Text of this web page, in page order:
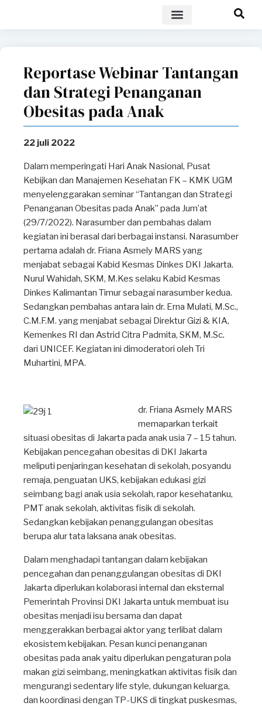
Reportase Webinar Tantangan
dan Strategi Penanganan
Obesitas pada Anak
22 juli 2022
Dalam memperingati Hari Anak Nasional, Pusat
Kebijkan dan Manajemen Kesehatan FK – KMK UGM
menyelenggarakan seminar “Tantangan dan Strategi
Penanganan Obesitas pada Anak” pada Jum’at
(29/7/2022). Narasumber dan pembahas dalam
kegiatan ini berasal dari berbagai instansi. Narasumber
pertama adalah dr. Friana Asmely MARS yang
menjabat sebagai Kabid Kesmas Dinkes DKI Jakarta.
Nurul Wahidah, SKM, M.Kes selaku Kabid Kesmas
Dinkes Kalimantan Timur sebagai narasumber kedua.
Sedangkan pembahas antara lain dr. Erna Mulati, M.Sc.,
C.M.F.M. yang menjabat sebagai Direktur Gizi & KIA,
Kemenkes RI dan Astrid Citra Padmita, SKM, M.Sc.
dari UNICEF. Kegiatan ini dimoderatori oleh Tri
Muhartini, MPA.
dr. Friana Asmely MARS
memaparkan terkait
situasi obesitas di Jakarta pada anak usia 7 – 15 tahun.
Kebijakan pencegahan obesitas di DKI Jakarta
meliputi penjaringan kesehatan di sekolah, posyandu
remaja, penguatan UKS, kebijakan edukasi gizi
seimbang bagi anak usia sekolah, rapor kesehatanku,
PMT anak sekolah, aktivitas fisik di sekolah.
Sedangkan kebijakan penanggulangan obesitas
berupa alur tata laksana anak obesitas.
Dalam menghadapi tantangan dalam kebijakan
pencegahan dan penanggulangan obesitas di DKI
Jakarta diperlukan kolaborasi internal dan eksternal
Pemerintah Provinsi DKI Jakarta untuk membuat isu
obesitas menjadi isu bersama dan dapat
menggerakkan berbagai aktor yang terlibat dalam
ekosistem kebijakan. Pesan kunci penanganan
obesitas pada anak yaitu diperlukan pengaturan pola
makan gizi seimbang, meningkatkan aktivitas fisik dan
mengurangi sedentary life style, dukungan keluarga,
dan koordinasi dengan TP-UKS di tingkat puskesmas,